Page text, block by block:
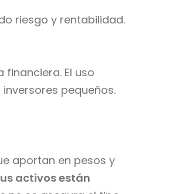
riesgo y rentabilidad.
El uso
pequeños.
aportan en pesos y
activos están